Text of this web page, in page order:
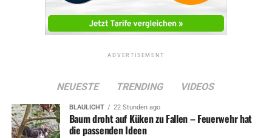
ADVERTISEMENT
NEUESTE TRENDING VIDEOS
BLAULICHT 22 Stunden ago
Baum droht auf Küken zu Fallen – Feuerwehr hat
die passenden Ideen